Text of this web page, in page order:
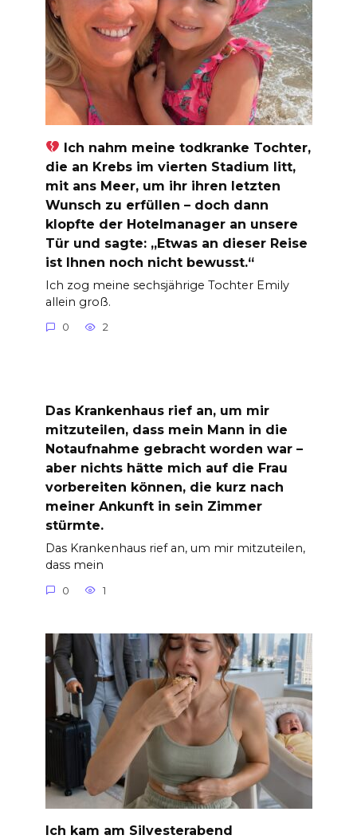
Ich nahm meine todkranke Tochter,
die an Krebs im vierten Stadium litt,
mit ans Meer, um ihr ihren letzten
Wunsch zu erfüllen – doch dann
klopfte der Hotelmanager an unsere
Tür und sagte: „Etwas an dieser Reise
ist Ihnen noch nicht bewusst.“
Ich zog meine sechsjährige Tochter Emily
allein groß.
0 2
Das Krankenhaus rief an, um mir
mitzuteilen, dass mein Mann in die
Notaufnahme gebracht worden war –
aber nichts hätte mich auf die Frau
vorbereiten können, die kurz nach
meiner Ankunft in sein Zimmer
stürmte.
Das Krankenhaus rief an, um mir mitzuteilen,
dass mein
0 1
Ich kam am Silvesterabend